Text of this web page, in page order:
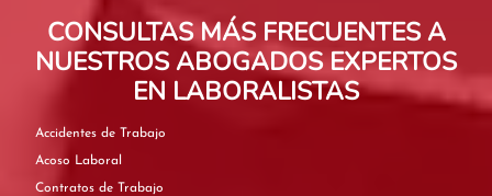
CONSULTAS MÁS FRECUENTES A
NUESTROS ABOGADOS EXPERTOS
EN LABORALISTAS
Accidentes de Trabajo
Acoso Laboral
Contratos de Trabajo